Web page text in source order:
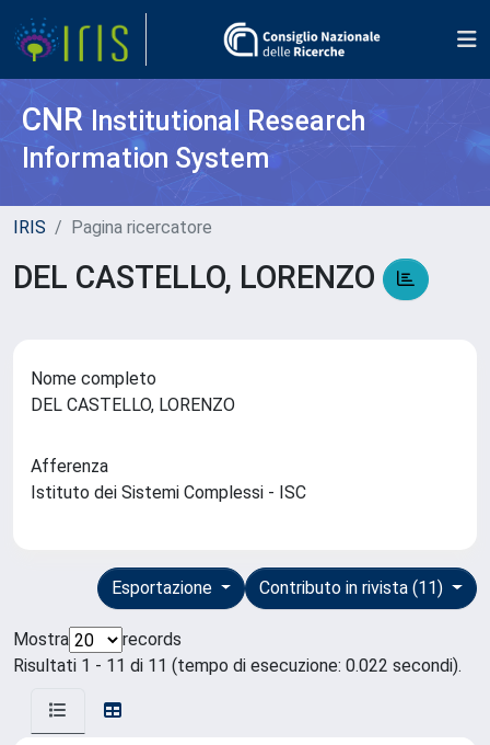
CNR Institutional Research
Information System
IRIS Pagina ricercatore
DEL CASTELLO, LORENZO
Nome completo
DEL CASTELLO, LORENZO
Afferenza
Istituto dei Sistemi Complessi - ISC
Contributo in rivista (11)
Esportazione
Mostra
records
Risultati 1 - 11 di 11 (tempo di esecuzione: 0.022 secondi).